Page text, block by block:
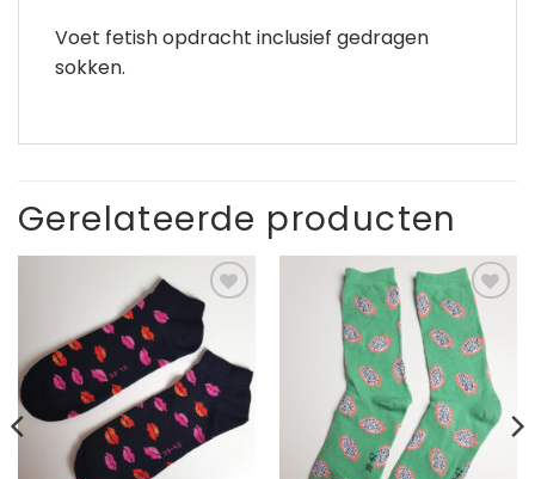
Voet fetish opdracht inclusief gedragen
sokken.
Gerelateerde producten